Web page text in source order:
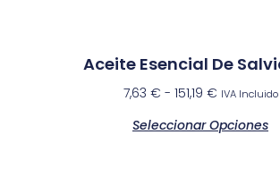
Aceite Esencial De
7,63 € - 151,19 € IVA Incluido
Seleccionar Opciones